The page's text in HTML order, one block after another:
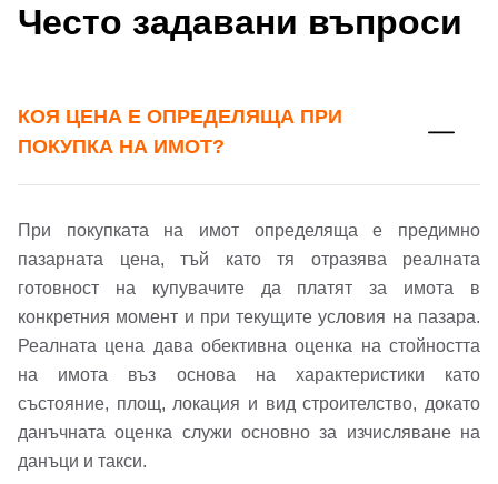
Често задавани въпроси
КОЯ ЦЕНА Е ОПРЕДЕЛЯЩА ПРИ
ПОКУПКА НА ИМОТ?
При покупката на имот определяща е предимно
пазарната цена, тъй като тя отразява реалната
готовност на купувачите да платят за имота в
конкретния момент и при текущите условия на пазара.
Реалната цена дава обективна оценка на стойността
на имота въз основа на характеристики като
състояние, площ, локация и вид строителство, докато
данъчната оценка служи основно за изчисляване на
данъци и такси.